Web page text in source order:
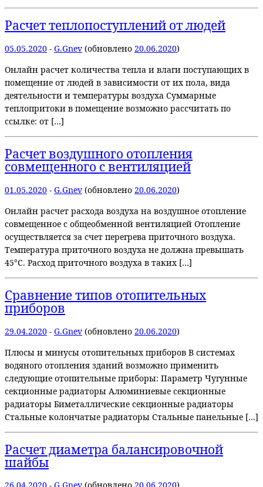
Расчет теплопоступлений от людей
05.05.2020 - G.Gnev (обновлено 20.06.2020)
Онлайн расчет количества тепла и влаги поступающих в
помещение от людей в зависимости от их пола, вида
деятельности и температуры воздуха Суммарные
теплопритоки в помещение возможно рассчитать по
ссылке: от […]
Расчет воздушного отопления
совмещенного с вентиляцией
01.05.2020 - G.Gnev (обновлено 20.06.2020)
Онлайн расчет расхода воздуха на воздушное отопление
совмещенное с общеобменной вентиляцией Отопление
осуществляется за счет перегрева приточного воздуха.
Температура приточного воздуха не должна превышать
45°С. Расход приточного воздуха в таких […]
Сравнение типов отопительных
приборов
29.04.2020 - G.Gnev (обновлено 20.06.2020)
Плюсы и минусы отопительных приборов В системах
водяного отопления зданий возможно применить
следующие отопительные приборы: Параметр Чугунные
секционные радиаторы Алюминиевые секционные
радиаторы Биметаллические секционные радиаторы
Стальные колончатые радиаторы Стальные панельные […]
Расчет диаметра балансировочной
шайбы